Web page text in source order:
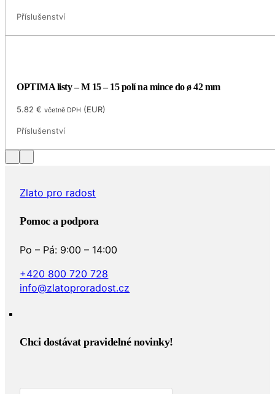
Příslušenství
OPTIMA listy – M 15 – 15 polí na mince do ø 42 mm
5.82€ včetně DPH (EUR)
Příslušenství
Zlato pro radost
Pomoc a podpora
Po – Pá: 9:00 – 14:00
+420 800 720 728
info@zlatoproradost.cz
Chci dostávat pravidelné novinky!​